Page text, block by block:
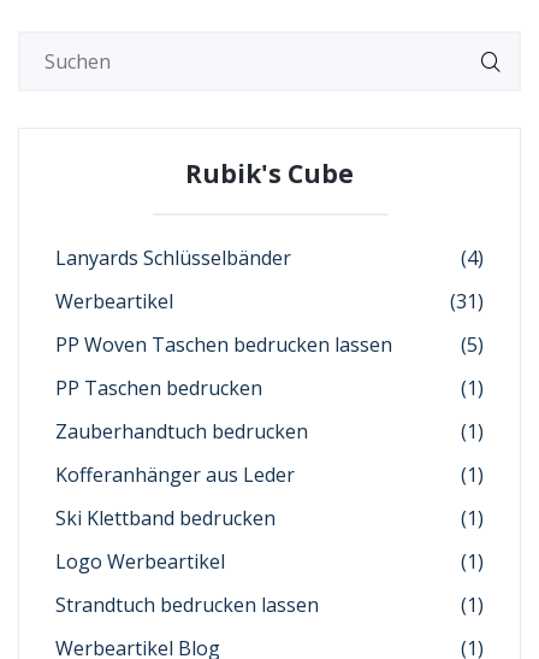
Rubik's Cube
Lanyards Schlüsselbänder
(4)
Werbeartikel
(31)
PP Woven Taschen bedrucken lassen
(5)
PP Taschen bedrucken
(1)
Zauberhandtuch bedrucken
(1)
Kofferanhänger aus Leder
(1)
Ski Klettband bedrucken
(1)
Logo Werbeartikel
(1)
Strandtuch bedrucken lassen
(1)
Werbeartikel Blog
(1)